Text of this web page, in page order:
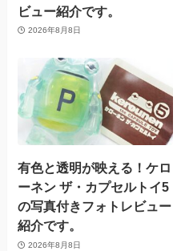
ビュー紹介です。
2026年8月8日
有色と透明が映える！ケロ
ーネン ザ・カプセルトイ5
の写真付きフォトレビュー
紹介です。
2026年8月8日